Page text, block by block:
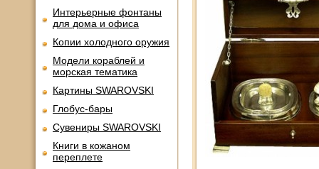
Интерьерные фонтаны
для дома и офиса
Копии холодного оружия
Модели кораблей и
морская тематика
Картины SWAROVSKI
Глобус-бары
Сувениры SWAROVSKI
Книги в кожаном
переплете